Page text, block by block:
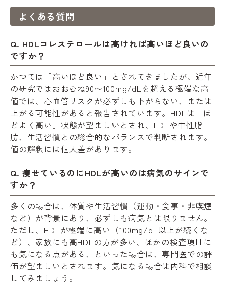
よくある質問
Q. HDLコレステロールは高ければ高いほど良いの
ですか？
かつては「高いほど良い」とされてきましたが、近年
の研究ではおおむね90〜100mg/dLを超える極端な高
値では、心血管リスクが必ずしも下がらない、または
上がる可能性があると報告されています。HDLは「ほ
どよく高い」状態が望ましいとされ、LDLや中性脂
肪、生活習慣との総合的なバランスで判断されます。
値の解釈には個人差があります。
Q. 痩せているのにHDLが高いのは病気のサインで
すか？
多くの場合は、体質や生活習慣（運動・食事・非喫煙
など）が背景にあり、必ずしも病気とは限りません。
ただし、HDLが極端に高い（100mg/dL以上が続くな
ど）、家族にも高HDLの方が多い、ほかの検査項目に
も気になる点がある、といった場合は、専門医での評
価が望ましいとされます。気になる場合は内科で相談
してみましょう。